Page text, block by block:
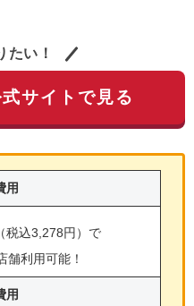
たい！
サイトで見る
用
（税込3,278円）で
舗利用可能！
用